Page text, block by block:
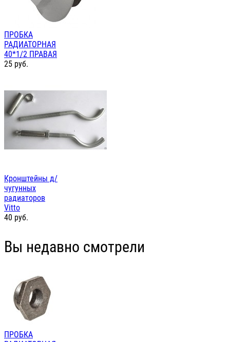
ПРОБКА
РАДИАТОРНАЯ
40*1/2 ПРАВАЯ
25 руб.
Кронштейны д/
чугунных
радиаторов
Vitto
40 руб.
Вы недавно смотрели
ПРОБКА